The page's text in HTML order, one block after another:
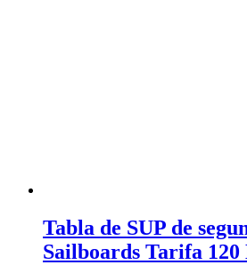
Tabla de SUP de
Sailboards Tarifa